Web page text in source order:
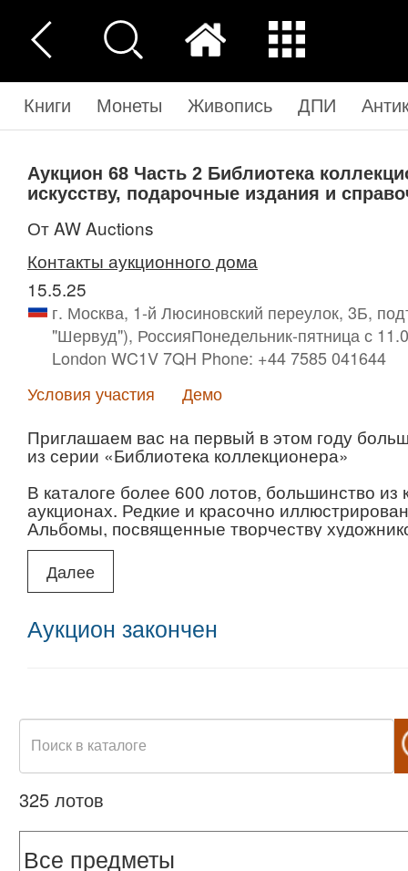
Книги Монеты Живопись ДПИ
Аукцион 68 Часть 2 Библиотека
искусству, подарочные издания и
от AW Auctions
Контакты аукционного дома
15.5.25
г. Москва, 1-й Люсиновский переулок, 3Б,
"Шервуд"), РоссияПонедельник-пятница с
London WC1V 7QH Phone: +44 7585 041644
Условия участия
Демо
Приглашаем вас на первый в этом году
из серии «Библиотека коллекционера»
В каталоге более 600 лотов, большинство
аукционах. Редкие и красочно
Альбомы, посвященные творчеству
искусствоведческие монографии. Книги
искусства. Издания о самых разных видах
архитектуре, декоративно-прикладном
Предаукционный просмотр доступен с 30
Далее
Аукцион закончен
325 лотов